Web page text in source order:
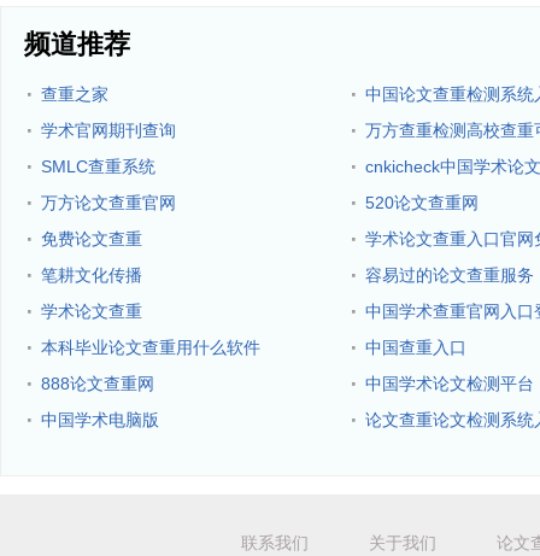
频道推荐
· 查重之家 · 中国论文查重检测系统
· 学术官网期刊查询 · 万方查重检测高校查重
· SMLC查重系统 · cnkicheck中国学术论
· 万方论文查重官网 · 520论文查重网
· 免费论文查重 · 学术论文查重入口官网
· 笔耕文化传播 · 容易过的论文查重服务
· 学术论文查重 · 中国学术查重官网入口
· 本科毕业论文查重用什么软件 · 中国查重入口
· 888论文查重网 · 中国学术论文检测平台
· 中国学术电脑版 · 论文查重论文检测系统
联系我们 关于我们 论文